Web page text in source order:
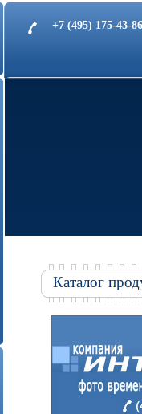
+7 (495) 175-43-
Каталог